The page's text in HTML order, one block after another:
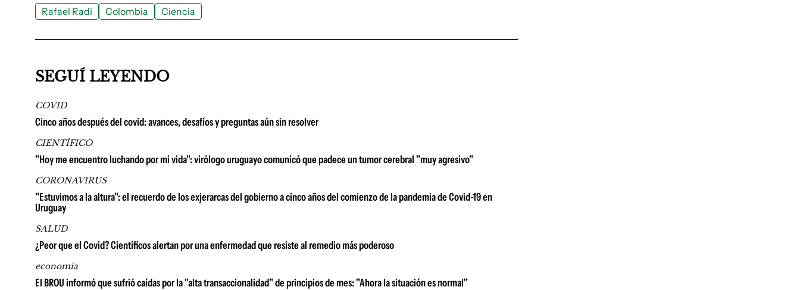
Rafael Radi Colombia Ciencia
SEGUÍ LEYENDO
COVID
Cinco años después del covid: avances, desafíos y preguntas aún sin resolver
CIENTÍFICO
"Hoy me encuentro luchando por mi vida": virólogo uruguayo comunicó que padece un tumor cerebral "muy agresivo"
CORONAVIRUS
"Estuvimos a la altura": el recuerdo de los exjerarcas del gobierno a cinco años del comienzo de la pandemia de Covid-19 en
Uruguay
SALUD
¿Peor que el Covid? Científicos alertan por una enfermedad que resiste al remedio más poderoso
economía
El BROU informó que sufrió caídas por la "alta transaccionalidad" de principios de mes: "Ahora la situación es normal"